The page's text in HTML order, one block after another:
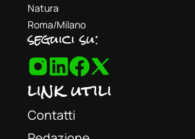
Natura
Roma/Milano
seguici su:
link utili
Contatti